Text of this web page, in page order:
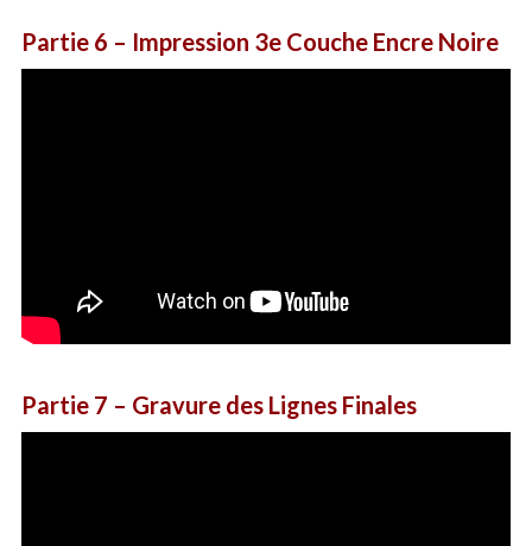
Partie 6 – Impression 3e Couche Encre Noire
Partie 7 – Gravure des Lignes Finales